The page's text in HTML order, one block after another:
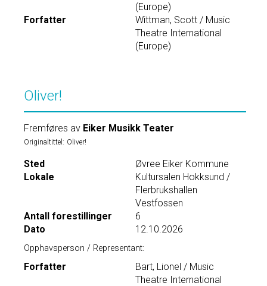
(Europe)
Forfatter
Wittman, Scott / Music
Theatre International
(Europe)
Oliver!
Fremføres av Eiker Musikk Teater
Originaltittel: Oliver!
Sted
Øvree Eiker Kommune
Lokale
Kultursalen Hokksund /
Flerbrukshallen
Vestfossen
Antall forestillinger
6
Dato
12.10.2026
Opphavsperson / Representant:
Forfatter
Bart, Lionel / Music
Theatre International